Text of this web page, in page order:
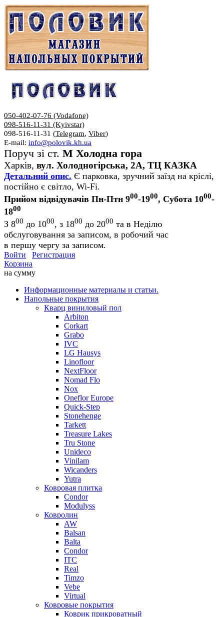
050-402-07-76 (Vodafone)
098-516-11-31 (Kyivstar)
098-516-11-31 (Telegram, Viber)
E-mail: info@polovik.kh.ua
Поруч зі ст. М Холодна гора
Харків, вул. Холодногірська, 2А, ТЦ КАЗКА
Детальний опис. Є парковка, зручний заїзд на кріслі,
постійно є світло, Wi-Fi.
Прийом відвідувачів Пн-Птн 900-1900, Субота 1000-
1800
З 800 до 1000, з 1800 до 2000 та в Неділю
обслуговування за записом, в робочий час
в першу чергу за записом.
Войти
Регистрация
Корзина
на сумму
Информационные материалы и статьи.
Напольные покрытия
Кварц виниловый пол
Arbiton
Corkart
Grabo
IVC
LG Hausys
Linofloor
NextFloor
Nomad Flo
Nox
Oneflor Europe
Quick-Step
Stonehenge
Tarkett
Treasure Lakes
Tru Stone
Unideco
Vinilam
Wicanders
Yutra
Ковровая плитка
Condor
Modulyss
Ковролин
AW
Balsan
Balta
Condor
ITC
Real
Timzo
Vebe
Virtual
Ковровые покрытия
Коврик прикроватный